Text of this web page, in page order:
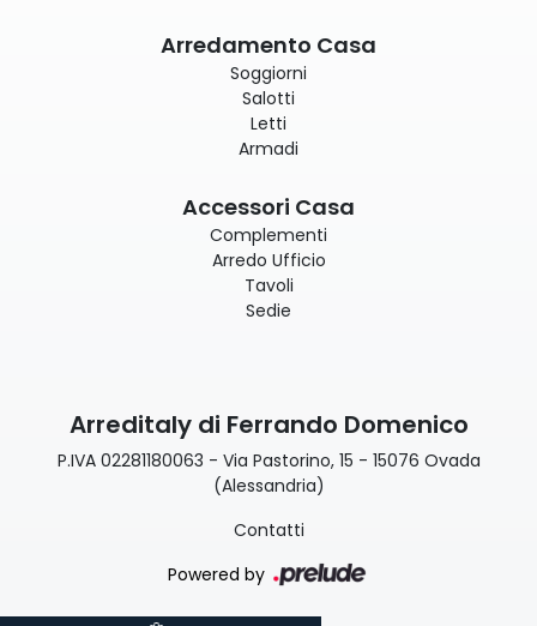
Arredamento Casa
Soggiorni
Salotti
Letti
Armadi
Accessori Casa
Complementi
Arredo Ufficio
Tavoli
Sedie
Arreditaly di Ferrando Domenico
P.IVA 02281180063 - Via Pastorino, 15 - 15076 Ovada
(Alessandria)
Contatti
Powered by